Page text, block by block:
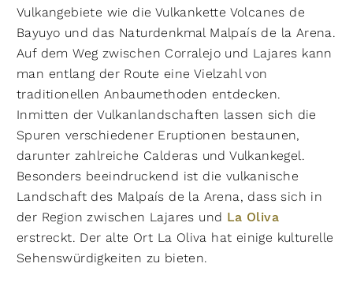
Vulkangebiete wie die Vulkankette Volcanes de
Bayuyo und das Naturdenkmal Malpaís de la Arena.
Auf dem Weg zwischen Corralejo und Lajares kann
man entlang der Route eine Vielzahl von
traditionellen Anbaumethoden entdecken.
Inmitten der Vulkanlandschaften lassen sich die
Spuren verschiedener Eruptionen bestaunen,
darunter zahlreiche Calderas und Vulkankegel.
Besonders beeindruckend ist die vulkanische
Landschaft des Malpaís de la Arena, dass sich in
der Region zwischen Lajares und La Oliva
erstreckt. Der alte Ort La Oliva hat einige kulturelle
Sehenswürdigkeiten zu bieten.